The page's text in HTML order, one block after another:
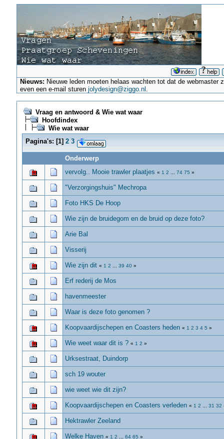
Nieuws: Nieuwe leden moeten helaas wachten tot dat de
even een e-mail sturenjolydesign@ziggo.nl .
Vraag en antwoord & Wie wat waar
Hoofdindex
Wie wat waar
Pagina's:[1] 2 3
Onderwerp
vervolg.. Mooie trawler plaatjes « 1 2 74 75 »
"Verzorgingshuis" Mechropa
Foto HKS De Hoop
Wie zijn de bruidegom en de bruid op deze foto?
Arie Bal
Visserij
Wie zijn dit « 1 2 39 40»
Erf rederij de Mos
havenmeester
Waar is deze foto genomen ?
Koopvaardijschepen en Coasters heden « 1 2 3 4 5 »
Wie weet waar dit is ? « 1 2 »
Urksestraat, Duindorp
sch 19 wouter
wie weet wie dit zijn?
Koopvaardijschepen en Coasters verleden « 1 2 31 32
Hektrawler Zeeland
Welke Haven « 1 2 64 65 »